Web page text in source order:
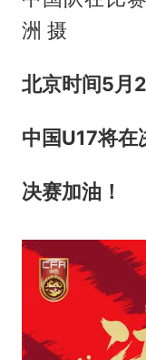
洲 摄
北京时间5月
中国U17将在
决赛加油！